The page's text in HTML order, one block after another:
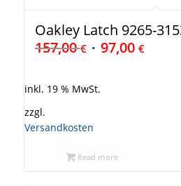
Oakley Latch 9265-
157,00€ 97,00 €
inkl. 19 % MwSt.
zzgl.
Versandkosten
Read more